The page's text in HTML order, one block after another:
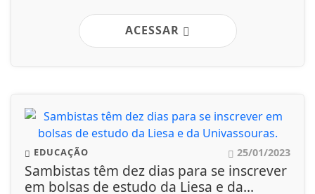
ACESSAR
EDUCAÇÃO 25/01/2023
Sambistas têm dez dias para se inscrever
em bolsas de estudo da Liesa e da...